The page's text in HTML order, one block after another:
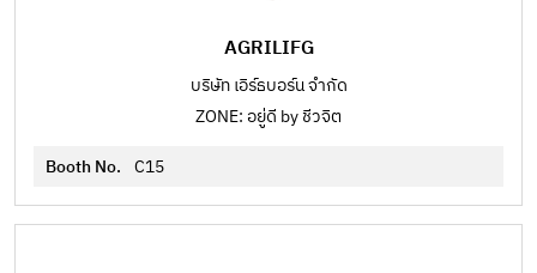
AGRILIFG
บริษัท เอิร์ธบอร์น จำกัด
ZONE: อยู่ดี by ชีวจิต
Booth No. C15